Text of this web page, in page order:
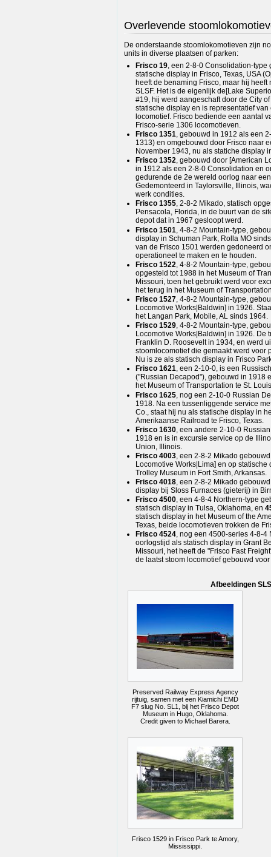
Overlevende
De onderstaande stoomlokomotieven zijn
units in diverse plaatsen of parken:
Frisco 19, een 2-8-0 Consolidation-type
statische display in Frisco, Texas, USA
heeft de benaming Frisco, maar hij
SLSF. Het is de eigenlijk de[Lake
#19, hij werd aangeschaft door de City
statische display en is representatief
locomotief. Frisco bediende een aantal
Frisco-serie 1306 locomotieven.
Frisco 1351, gebouwd in 1912 als een
1313) en omgebouwd door Frisco naar
November 1943, nu als statiche display
Frisco 1352, gebouwd door [American
in 1912 als een 2-8-0 Consolidation en
gedurende de 2e wereld oorlog naar
Gedemonteerd in Taylorsville, Illinois,
werk condities.
Frisco 1355, 2-8-2 Mikado, statisch
Pensacola, Florida, in de buurt van de
depot dat in 1967 gesloopt werd.
Frisco 1501 , 4-8-2 Mountain-type,
display in Schuman Park, Rolla MO
van de Frisco 1501 werden gedoneerd
operationeel te maken en te houden.
Frisco 1522 , 4-8-2 Mountain-type,
opgesteld tot 1988 in het Museum of
Missouri, toen het gebruikt werd voor
het terug in het Museum of
Frisco 1527, 4-8-2 Mountain-type,
Locomotive Works|Baldwin] in 1926.
het Langan Park, Mobile, AL sinds 1964.
Frisco 1529, 4-8-2 Mountain-type,
Locomotive Works|Baldwin] in 1926. De
Franklin D. Roosevelt in 1934, en werd
stoomlocomotief die gemaakt werd voor
Nu is ze als statisch display in Frisco
Frisco 1621, een 2-10-0, is een
("Russian Decapod"), gebouwd in 1918
het Museum of Transportation te St.
Frisco 1625 , nog een 2-10-0 Russian
1918. Na een tussenliggende service
Co., staat hij nu als statische display in
Amerikaanse Railroad te Frisco, Texas.
Frisco 1630 , een andere 2-10-0
1918 en is in excursie service op de
Union, Illinois.
Frisco 4003, een 2-8-2 Mikado
Locomotive Works|Lima] en op statische
Trolley Museum in Fort Smith, Arkansas.
Frisco 4018, een 2-8-2 Mikado
display bij Sloss Furnaces (gieterij) in
Frisco 4500, een 4-8-4 Northern-type
statisch display in Tulsa, Oklahoma, en
statisch display in het Museum of the
Texas, beide locomotieven trokken de
Frisco 4524, nog een 4500-series 4-8-4
oorlogstijd als statisch display in Grant
Missouri, het heeft de "Frisco Fast
de laatst stoom locomotief gebouwd
Afbeeldingen
Preserved Railway Express Agency
rijtuig, samen met een Kiamichi EMD
F7 slug No. SL1, bij het Frisco Depot
Museum in Hugo, Oklahoma.
Credit given to Michael Barera.
Frisco 1529 in Frisco Park te Amory,
Mississippi.